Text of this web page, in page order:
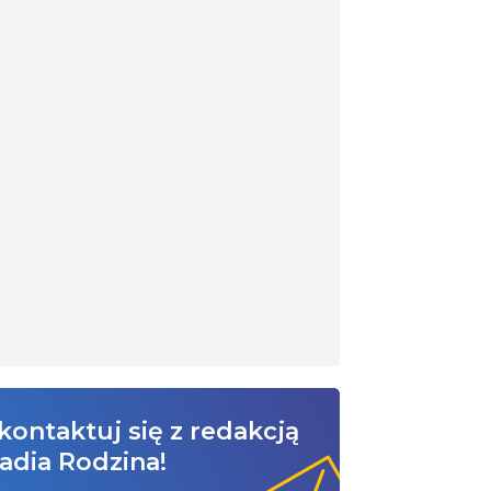
się z redakcją
Rodzina!